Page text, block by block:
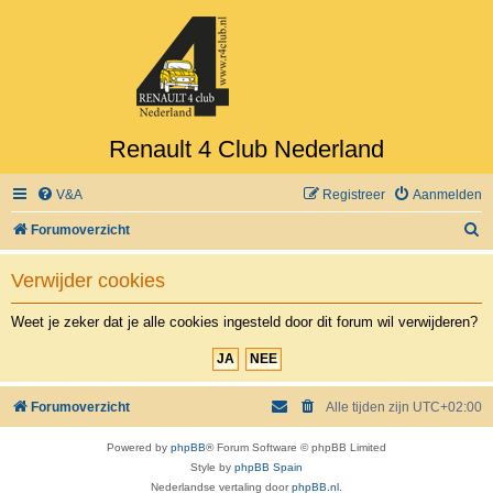
Renault 4 Club Nederland
V&A Aanmelden
Registreer
Forumoverzicht
o
Verwijder cookies
Weet je zeker dat je alle cookies ingesteld door dit forum wil verwijderen?
Forumoverzicht Alle tijden zijn UTC+02:00
Powered by phpBB® Forum Software © phpBB Limited
Style by phpBB Spain
Nederlandse vertaling doorphpBB.nl